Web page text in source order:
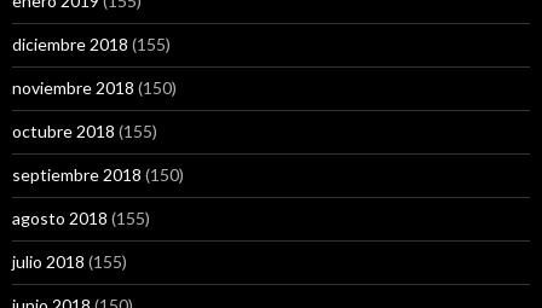
diciembre 2018 (155)
noviembre 2018 (150)
octubre 2018 (155)
septiembre 2018 (150)
agosto 2018 (155)
julio 2018 (155)